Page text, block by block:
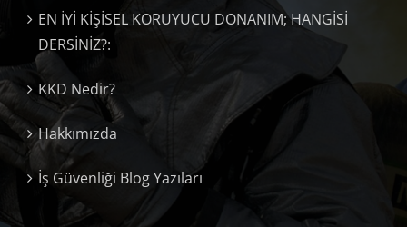
EN İYİ KİŞİSEL KORUYUCU DONANIM; HANGİSİ
DERSİNİZ?:
KKD Nedir?
Hakkımızda
İş Güvenliği Blog Yazıları